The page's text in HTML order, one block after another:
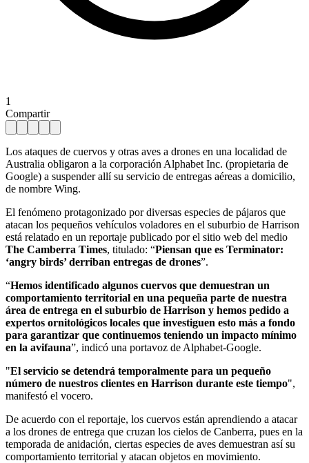
1
Compartir
Los ataques de cuervos y otras aves a drones en una localidad de
Australia obligaron a la corporación Alphabet Inc. (propietaria de
Google) a suspender allí su servicio de entregas aéreas a domicilio,
de nombre Wing.
El fenómeno protagonizado por diversas especies de pájaros que
atacan los pequeños vehículos voladores en el suburbio de Harrison
está relatado en un reportaje publicado por el sitio web del medio
The Camberra Times, titulado: “Piensan que es Terminator:
‘angry birds’ derriban entregas de drones”.
“Hemos identificado algunos cuervos que demuestran un
comportamiento territorial en una pequeña parte de nuestra
área de entrega en el suburbio de Harrison y hemos pedido a
expertos ornitológicos locales que investiguen esto más a fondo
para garantizar que continuemos teniendo un impacto mínimo
en la avifauna”, indicó una portavoz de Alphabet-Google.
"El servicio se detendrá temporalmente para un pequeño
número de nuestros clientes en Harrison durante este tiempo",
manifestó el vocero.
De acuerdo con el reportaje, los cuervos están aprendiendo a atacar
a los drones de entrega que cruzan los cielos de Canberra, pues en la
temporada de anidación, ciertas especies de aves demuestran así su
comportamiento territorial y atacan objetos en movimiento.